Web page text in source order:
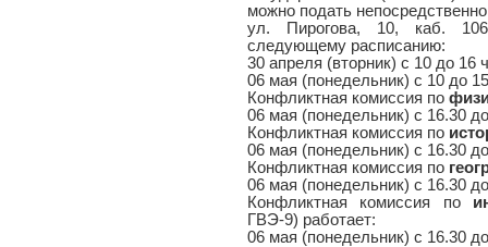
можно подать
ул. Пирогова, 10, каб.
следующему расписанию:
30 апреля (вторник) с 10 до 16
06 мая (понедельник) с 10 до
Конфликтная комиссия по
06 мая (понедельник) с 16.30
Конфликтная комиссия по
06 мая (понедельник) с 16.30
Конфликтная комиссия по
06 мая (понедельник) с 16.30
Конфликтная комиссия по
ГВЭ-9) работает:
06 мая (понедельник) с 16.30